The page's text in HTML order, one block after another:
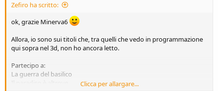
Zefiro ha scritto:
ok, grazie Minerva6
Allora, io sono sui titoli che, tra quelli che vedo in programmazione
qui sopra nel 3d, non ho ancora letto.
Partecipo a:
La guerra del basilico
Il paradiso è altrove
Clicca per allargare...